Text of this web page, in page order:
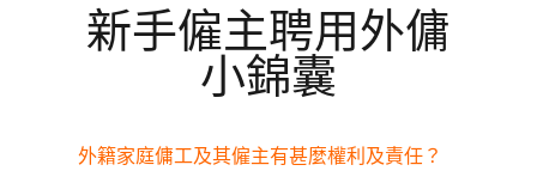
新手僱主聘用外傭
小錦囊
外籍家庭傭工及其僱主有甚麼權利及責任？